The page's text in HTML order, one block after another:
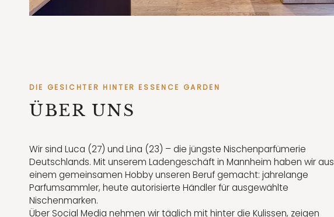
DIE GESICHTER HINTER ESSENCE GARDEN
ÜBER UNS
Wir sind Luca (27) und Lina (23) – die jüngste Nischenparfümerie
Deutschlands. Mit unserem Ladengeschäft in Mannheim haben wir aus
einem gemeinsamen Hobby unseren Beruf gemacht: jahrelange
Parfumsammler, heute autorisierte Händler für ausgewählte
Nischenmarken.
Über Social Media nehmen wir täglich mit hinter die Kulissen, zeigen